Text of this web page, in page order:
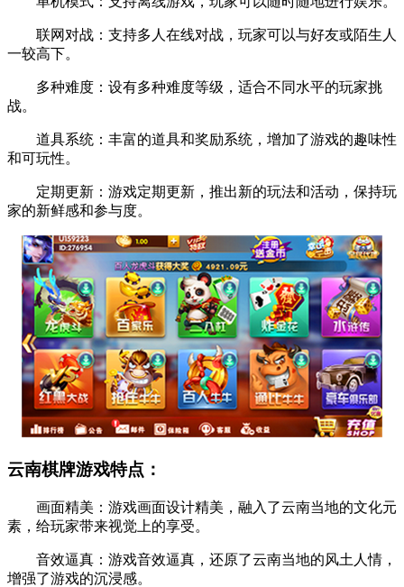
联网对战：支持多人在线对战，玩家可以与好友或陌生人
一较高下。
多种难度：设有多种难度等级，适合不同水平的玩家挑
战。
道具系统：丰富的道具和奖励系统，增加了游戏的趣味性
和可玩性。
定期更新：游戏定期更新，推出新的玩法和活动，保持玩
家的新鲜感和参与度。
云南棋牌游戏特点：
画面精美：游戏画面设计精美，融入了云南当地的文化元
素，给玩家带来视觉上的享受。
音效逼真：游戏音效逼真，还原了云南当地的风土人情，
增强了游戏的沉浸感。